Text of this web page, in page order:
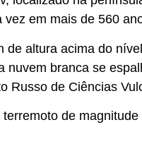
em mais de 560
de altura acima do
nuvem branca se
Russo de Ciências
de